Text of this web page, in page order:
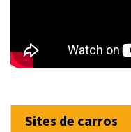
Sites de carros